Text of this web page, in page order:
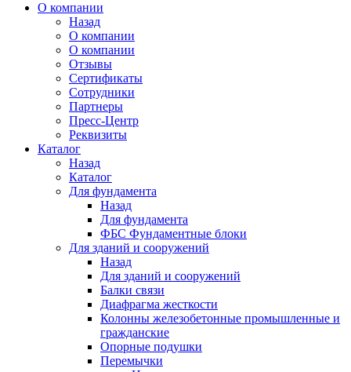
О компании
Назад
О компании
О компании
Отзывы
Сертификаты
Сотрудники
Партнеры
Пресс-Центр
Реквизиты
Каталог
Назад
Каталог
Для фундамента
Назад
Для фундамента
ФБС Фундаментные блоки
Для зданий и сооружений
Назад
Для зданий и сооружений
Балки связи
Диафрагма жесткости
Колонны железобетонные промышленные и
гражданские
Опорные подушки
Перемычки